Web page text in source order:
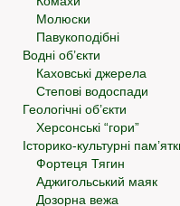
Молюски
Павукоподібні
Водні об’єкти
Каховські джерела
Степові водоспади
Геологічні об’єкти
Херсонські “гори”
Історико-культурні
Фортеця Тягин
Аджигольський маяк
Дозорна вежа